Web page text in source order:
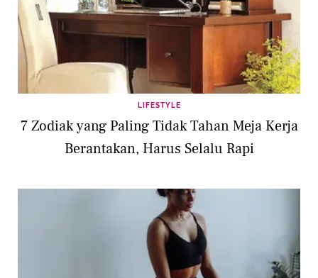
LIFESTYLE
7 Zodiak yang Paling Tidak Tahan Meja Kerja
Berantakan, Harus Selalu Rapi